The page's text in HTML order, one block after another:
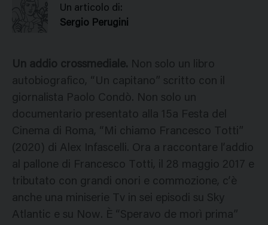
Un articolo di:
Sergio Perugini
Un addio crossmediale. Non solo un libro
autobiografico, “Un capitano” scritto con il
giornalista Paolo Condò. Non solo un
documentario presentato alla 15a Festa del
Cinema di Roma, “Mi chiamo Francesco Totti”
(2020) di Alex Infascelli. Ora a raccontare l’addio
al pallone di Francesco Totti, il 28 maggio 2017 e
tributato con grandi onori e commozione, c’è
anche una miniserie Tv in sei episodi su Sky
Atlantic e su Now. È “Speravo de morì prima”